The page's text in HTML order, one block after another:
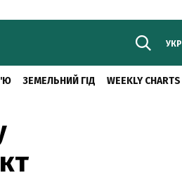
УКР
ЗЕМЕЛЬНИЙ ГІД WEEKLY CHARTS